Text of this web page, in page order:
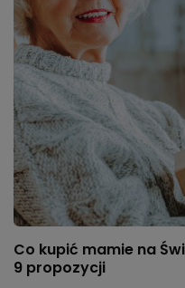
Co kupić mamie na
9 propozycji